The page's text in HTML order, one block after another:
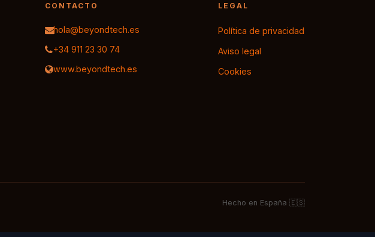
CONTACTO
hola@beyondtech.es
+34 911 23 30 74
www.beyondtech.es
LEGAL
Política de privacidad
Aviso legal
Cookies
Hecho en España 🇪🇸